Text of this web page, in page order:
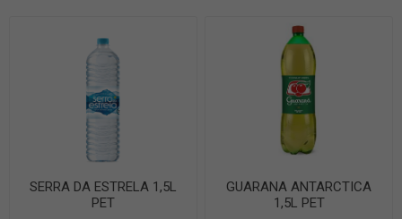
SERRA DA ESTRELA 1,5L
PET
GUARANA ANTARCTICA
1,5L PET